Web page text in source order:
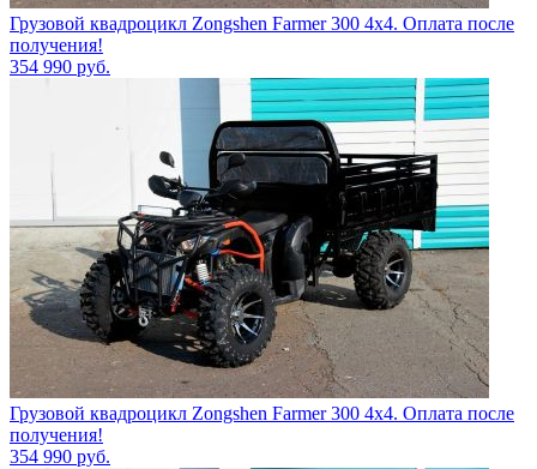
Грузовой квадроцикл Zongshen Farmer 300 4х4. Оплата после
получения!
354 990 руб.
Грузовой квадроцикл Zongshen Farmer 300 4х4. Оплата после
получения!
354 990 руб.